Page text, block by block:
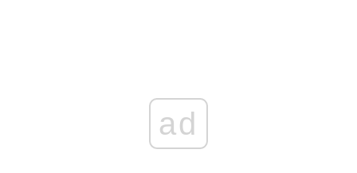
ad